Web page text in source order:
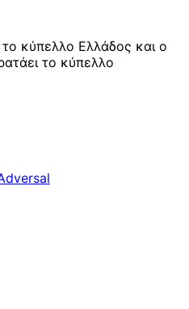
κύπελλο Ελλάδος και ο
το κύπελλο